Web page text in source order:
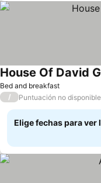
Bed and breakfast
House Of David
/ Puntuación no disponible
Elige fechas para